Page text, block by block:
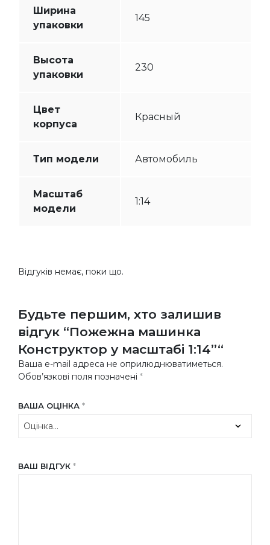
Ширина
упаковки
145
Высота
упаковки
230
Цвет
корпуса
Красный
Тип модели Автомобиль
Масштаб
модели
1:14
Відгуків немає, поки що.
Будьте першим, хто залишив
відгук “Пожежна машинка
Конструктор у масштабі 1:14”“
Ваша e-mail адреса не оприлюднюватиметься.
Обов’язкові поля позначені *
ВАША ОЦІНКА *
ВАШ ВІДГУК *